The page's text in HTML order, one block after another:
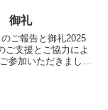
御礼
ご報告と御礼2025
ご支援とご協力によ
参加いただきました